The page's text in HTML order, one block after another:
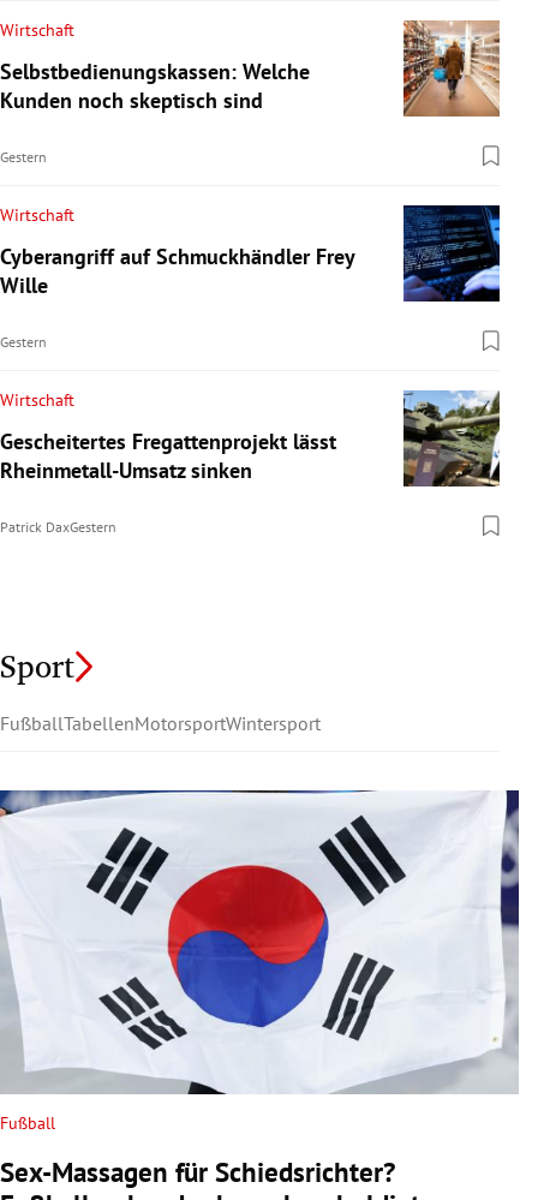
Wirtschaft
Selbstbedienungskassen: Welche
Kunden noch skeptisch sind
Gestern
Wirtschaft
Cyberangriff auf Schmuckhändler Frey
Wille
Gestern
Wirtschaft
Gescheitertes Fregattenprojekt lässt
Rheinmetall-Umsatz sinken
Patrick DaxGestern
Sport
FußballTabellenMotorsportWintersport
Fußball
Sex-Massagen für Schiedsrichter?